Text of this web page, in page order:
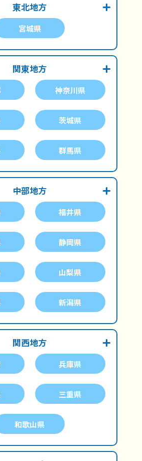
関西地方
兵庫県
三重県
和歌山県
中部地方
福井県
静岡県
山梨県
新潟県
関東地方
神奈川県
茨城県
群馬県
東北地方
宮城県